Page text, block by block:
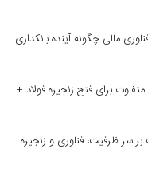
مالی چگونه آینده بانکداری
برای فتح زنجیره فولاد +
سر ظرفیت، فناوری و زنجیره